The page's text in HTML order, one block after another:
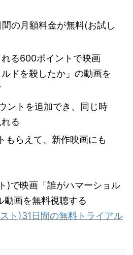
の月額料金が無料(お試し
る600ポイントで映画
ルドを殺したか」の動画を
ントを追加でき、同じ時
る
もらえて、新作映画にも
)で映画「誰がハマーショル
動画を無料視聴する
ト)31日間の無料トライアル